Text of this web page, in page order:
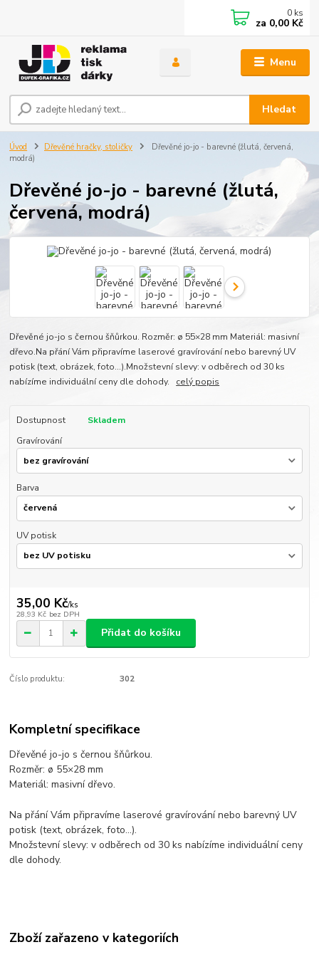
Menu
Hledat
0 ks
za 0,00 Kč
Úvod Dřevěné hračky, stoličky
Dřevěné jo-jo - barevné (žlutá, červená,
modrá)
Dřevěné jo-jo - barevné (žlutá,
červená, modrá)
Dřevěné jo-jo s černou šňůrkou. Rozměr: ø 55×28 mm Materiál: masivní
dřevo.Na přání Vám připravíme laserové gravírování nebo barevný UV
potisk (text, obrázek, foto...).Množstevní slevy: v odběrech od 30 ks
nabízíme individuální ceny dle dohody. celý popis
Dostupnost
Skladem
Gravírování
Barva
UV potisk
35,00 Kč/ks
28,93 Kč bez DPH
Přidat do košíku
Číslo produktu: 302
Kompletní specifikace
Dřevěné jo-jo s černou šňůrkou.
Rozměr: ø 55×28 mm
Materiál: masivní dřevo.
Na přání Vám připravíme laserové gravírování nebo barevný UV
potisk (text, obrázek, foto...).
Množstevní slevy: v odběrech od 30 ks nabízíme individuální ceny
dle dohody.
Zboží zařazeno v kategoriích